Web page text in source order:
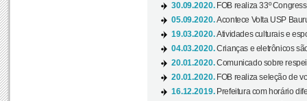
30.09.2020. FOB realiza 33º
05.09.2020.Acontece Volta USP
19.03.2020.Atividades culturais e
04.03.2020.Crianças e eletrônicos
20.01.2020.Comunicado sobre
20.01.2020. FOB realiza seleção de
16.12.2019. Prefeitura com horário